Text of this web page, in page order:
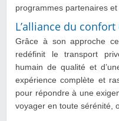
programmes partenaires
L’alliance du
Grâce à son approche
redéfinit le transport
humain de qualité et
expérience complète et
pour répondre à une
voyager en toute sérénité,